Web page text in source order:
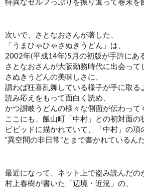
次いで、さとなおさんが著した、
「うまひゃひゃさぬきうどん」は、
2002年(平成14年)5月の初版が手許にあ
さとなおさんが大阪勤務時代に出会って
さぬきうどんの美味しさに、
謂わば狂喜乱舞している様子が手に取る
読み応えをもって面白く読め、
かつ讃岐うどんの様々な側面が伝わって
ここにも、飯山町「中村」との初対面の
ビビッドに描かれていて、「中村」の項
“異空間の非日常”とまで書かれているんだ
最近になって、ネット上で盗み読んだの
村上春樹が書いた「辺境・近況」の、